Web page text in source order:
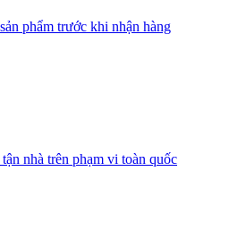
phẩm trước khi nhận hàng
nhà trên phạm vi toàn quốc